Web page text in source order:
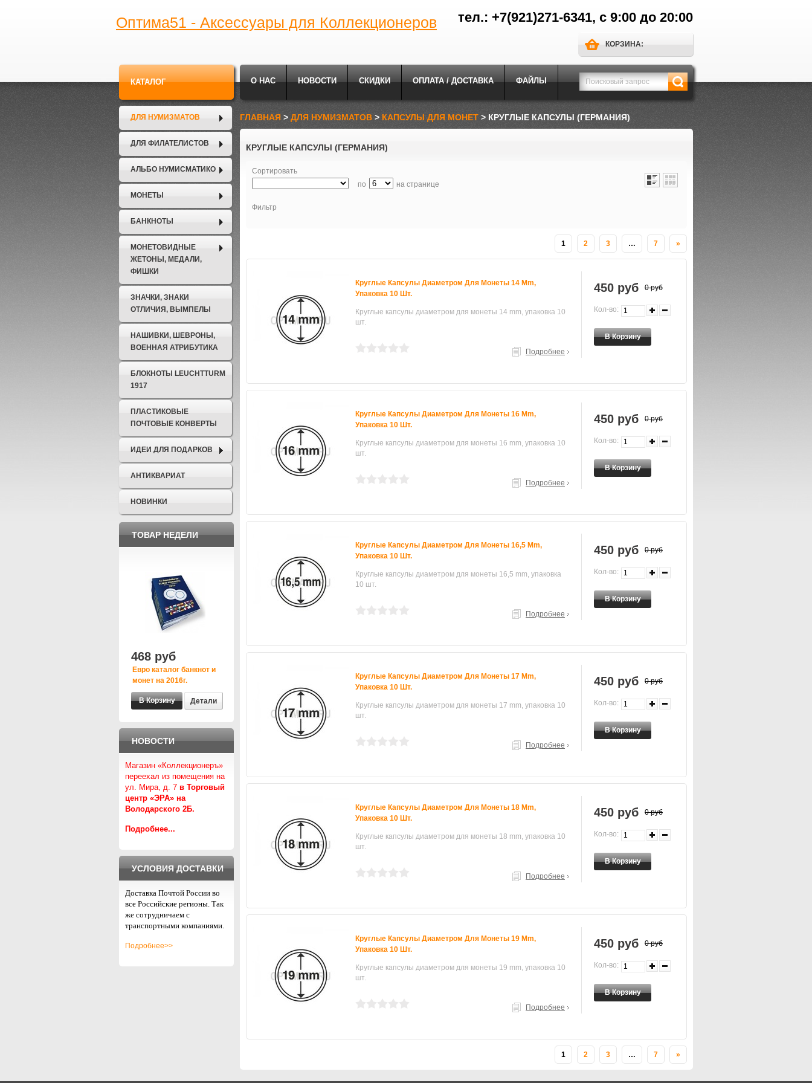
тел.: +7(921)271-6341, с 9:00 до 20:00
Оптима51 - Аксессуары для Коллекционеров
КОРЗИНА:
О НАС НОВОСТИ СКИДКИ ОПЛАТА / ДОСТАВКА ФАЙЛЫ
КАТАЛОГ
ДЛЯ НУМИЗМАТОВ
ДЛЯ ФИЛАТЕЛИСТОВ
АЛЬБО НУМИСМАТИКО
МОНЕТЫ
БАНКНОТЫ
МОНЕТОВИДНЫЕ
ЖЕТОНЫ, МЕДАЛИ,
ФИШКИ
ЗНАЧКИ, ЗНАКИ
ОТЛИЧИЯ, ВЫМПЕЛЫ
НАШИВКИ, ШЕВРОНЫ,
ВОЕННАЯ АТРИБУТИКА
БЛОКНОТЫ LEUCHTTURM
1917
ПЛАСТИКОВЫЕ
ПОЧТОВЫЕ КОНВЕРТЫ
ИДЕИ ДЛЯ ПОДАРКОВ
АНТИКВАРИАТ
НОВИНКИ
ТОВАР НЕДЕЛИ
468 руб
Евро каталог банкнот и
монет на 2016г.
Детали
НОВОСТИ
Магазин «Коллекционеръ»
переехал из помещения на
ул. Мира, д. 7 в Торговый
центр «ЭРА» на
Володарского 2Б.
Подробнее...
УСЛОВИЯ ДОСТАВКИ
Доставка Почтой России во
все Российские регионы. Так
же сотрудничаем с
транспортными компаниями.
Подробнее>>
ГЛАВНАЯ > ДЛЯ НУМИЗМАТОВ > КАПСУЛЫ ДЛЯ МОНЕТ > КРУГЛЫЕ КАПСУЛЫ (ГЕРМАНИЯ)
КРУГЛЫЕ КАПСУЛЫ (ГЕРМАНИЯ)
Сортировать
по
на странице
Фильтр
1 2 3 … 7 »
Круглые Капсулы Диаметром Для Монеты 14 Mm,
Упаковка 10 Шт.
Круглые капсулы диаметром для монеты 14 mm, упаковка 10
шт.
Подробнее
450 руб 0 руб
Кол-во:
Круглые Капсулы Диаметром Для Монеты 16 Mm,
Упаковка 10 Шт.
Круглые капсулы диаметром для монеты 16 mm, упаковка 10
шт.
Подробнее
450 руб 0 руб
Кол-во:
Круглые Капсулы Диаметром Для Монеты 16,5 Mm,
Упаковка 10 Шт.
Круглые капсулы диаметром для монеты 16,5 mm, упаковка
10 шт.
Подробнее
450 руб 0 руб
Кол-во:
Круглые Капсулы Диаметром Для Монеты 17 Mm,
Упаковка 10 Шт.
Круглые капсулы диаметром для монеты 17 mm, упаковка 10
шт.
Подробнее
450 руб 0 руб
Кол-во:
Круглые Капсулы Диаметром Для Монеты 18 Mm,
Упаковка 10 Шт.
Круглые капсулы диаметром для монеты 18 mm, упаковка 10
шт.
Подробнее
450 руб 0 руб
Кол-во:
Круглые Капсулы Диаметром Для Монеты 19 Mm,
Упаковка 10 Шт.
Круглые капсулы диаметром для монеты 19 mm, упаковка 10
шт.
Подробнее
450 руб 0 руб
Кол-во:
1 2 3 … 7 »